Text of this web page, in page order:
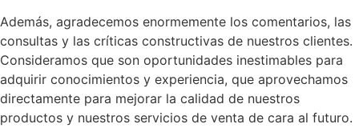
Además, agradecemos enormemente los comentarios, las
consultas y las críticas constructivas de nuestros clientes.
Consideramos que son oportunidades inestimables para
adquirir conocimientos y experiencia, que aprovechamos
directamente para mejorar la calidad de nuestros
productos y nuestros servicios de venta de cara al futuro.